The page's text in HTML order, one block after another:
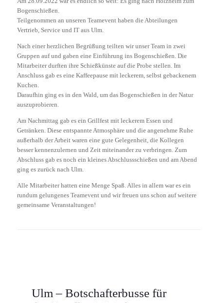
Bogenschießen.
Teilgenommen an unseren Teamevent haben die Abteilungen
Vertrieb, Service und IT aus Ulm.
Nach einer herzlichen Begrüßung teilten wir unser Team in zwei
Gruppen auf und gaben eine Einführung ins Bogenschießen. Die
Mitarbeiter durften ihre Schießkünste auf die Probe stellen. Im
Anschluss gab es eine Kaffeepause mit leckerem, selbst gebackenem
Kuchen.
Daraufhin ging es in den Wald, um das Bogenschießen in der Natur
auszuprobieren.
Am Nachmittag gab es ein Grillfest mit leckerem Essen und
Getränken. Diese entspannte Atmosphäre und die angenehme Ruhe
außerhalb der Arbeit waren eine gute Gelegenheit, die Kollegen
besser kennenzulernen und Zeit miteinander zu verbringen. Zum
Abschluss gab es noch ein kleines Abschlussschießen und am Abend
ging es zurück nach Ulm.
Alle Mitarbeiter hatten eine Menge Spaß. Alles in allem war es ein
rundum gelungenes Teamevent und wir freuen uns schon auf weitere
gemeinsame Veranstaltungen!
Ulm – Botschafterbusse für